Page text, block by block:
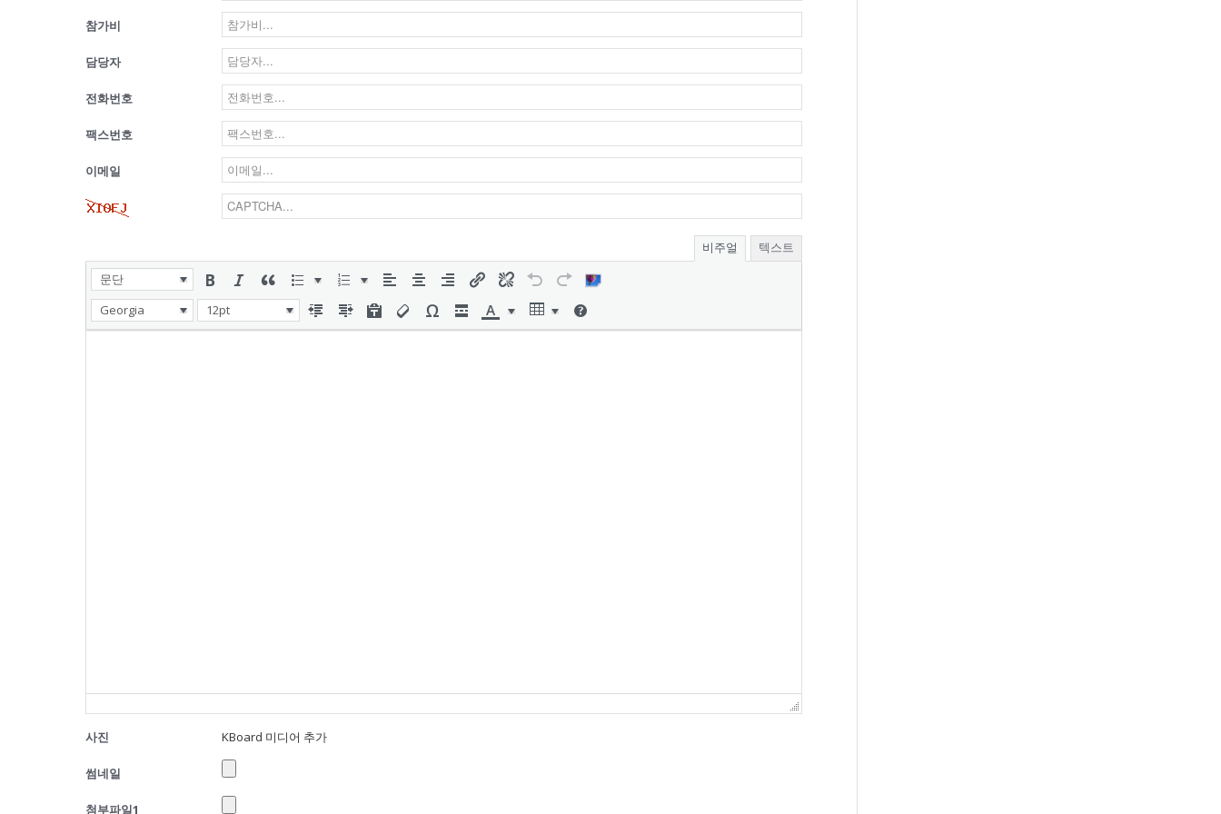
참가비
담당자
전화번호
팩스번호
이메일
비주얼 텍스트
문단
Georgia
12pt
사진 KBoard 미디어 추가
썸네일
첨부파일1